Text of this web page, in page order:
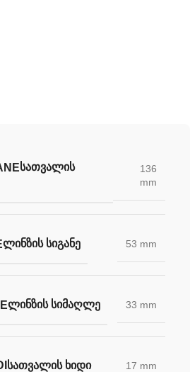
ᲡᲐᲗᲕᲐᲚᲘᲡ
136
mm
ᲚᲘᲜᲖᲘᲡ ᲡᲘᲒᲐᲜᲔ 53 mm
ᲚᲘᲜᲖᲘᲡ ᲡᲘᲛᲐᲦᲚᲔ 33 mm
ᲡᲐᲗᲕᲐᲚᲘᲡ ᲮᲘᲓᲘ 17 mm